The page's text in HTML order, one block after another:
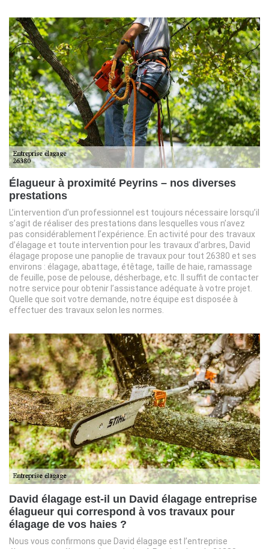
Élagueur à proximité Peyrins – nos diverses
prestations
L’intervention d’un professionnel est toujours nécessaire lorsqu’il
s’agit de réaliser des prestations dans lesquelles vous n’avez
pas considérablement l’expérience. En activité pour des travaux
d’élagage et toute intervention pour les travaux d’arbres, David
élagage propose une panoplie de travaux pour tout 26380 et ses
environs : élagage, abattage, étêtage, taille de haie, ramassage
de feuille, pose de pelouse, désherbage, etc. Il suffit de contacter
notre service pour obtenir l’assistance adéquate à votre projet.
Quelle que soit votre demande, notre équipe est disposée à
effectuer des travaux selon les normes.
David élagage est-il un David élagage entreprise
élagueur qui correspond à vos travaux pour
élagage de vos haies ?
Nous vous confirmons que David élagage est l’entreprise